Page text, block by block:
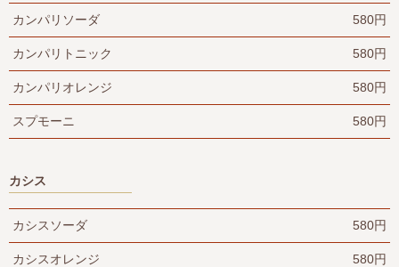
カンパリソーダ 580円
カンパリトニック 580円
カンパリオレンジ 580円
スプモーニ 580円
カシス
カシスソーダ 580円
カシスオレンジ 580円